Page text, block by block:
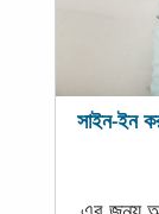
সাইন-ইন